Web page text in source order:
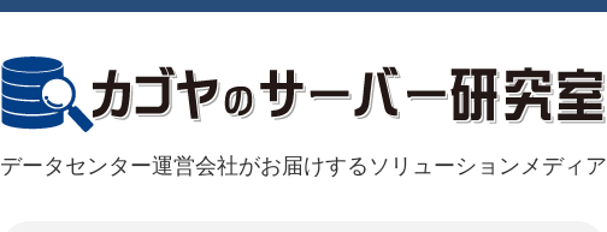
データセンター運営会社がお届けするソリューションメディア